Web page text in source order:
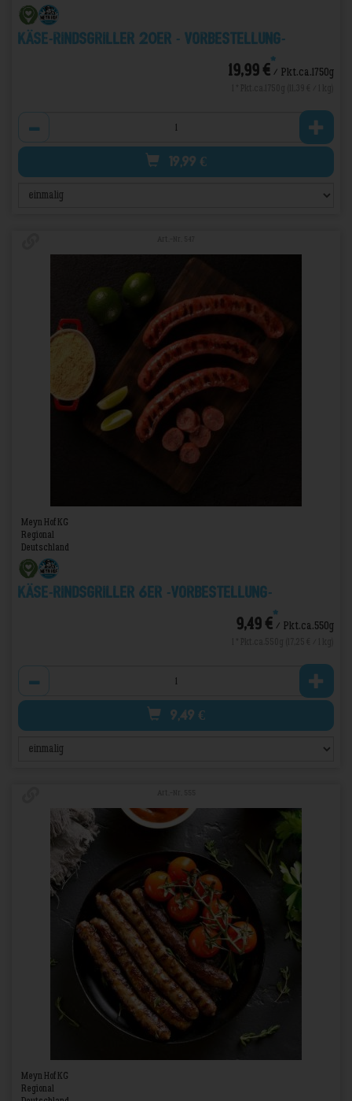
Käse-Rindsgriller 20er - VORBESTELLUNG-
19,99 €*/ Pkt.ca.1750g
19,99 €
Meyn Hof KG
Regional
Deutschland
Käse-Rindsgriller 6er -VORBESTELLUNG-
9,49 €*/ Pkt.ca.550g
9,49 €
Meyn Hof KG
Regional